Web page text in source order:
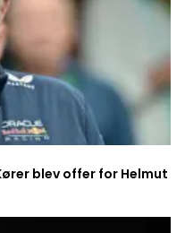
blev offer for Helmut